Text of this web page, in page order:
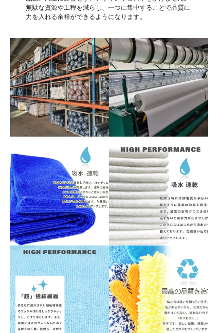
無駄な資源や工程を減らし、一つに集中することで品質に
力を入れる余裕ができるようになります。